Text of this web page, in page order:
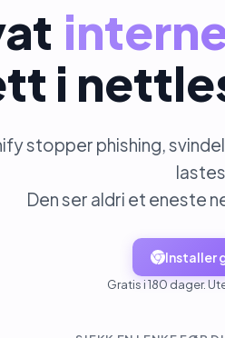
i
stopper phishing,
lastes
Den ser aldri et eneste
Installer
Gratis i 180 dager.